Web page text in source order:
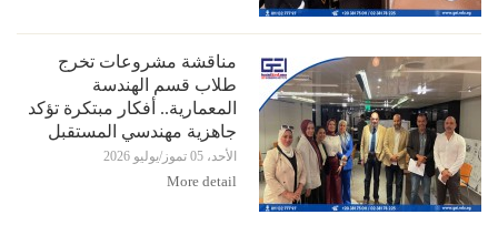
مناقشة مشروعات تخرج
طلاب قسم الهندسة
المعمارية.. أفكار مبتكرة تؤكد
جاهزية مهندسي المستقبل
الأحد، 05 تموز/يوليو 2026
More detail